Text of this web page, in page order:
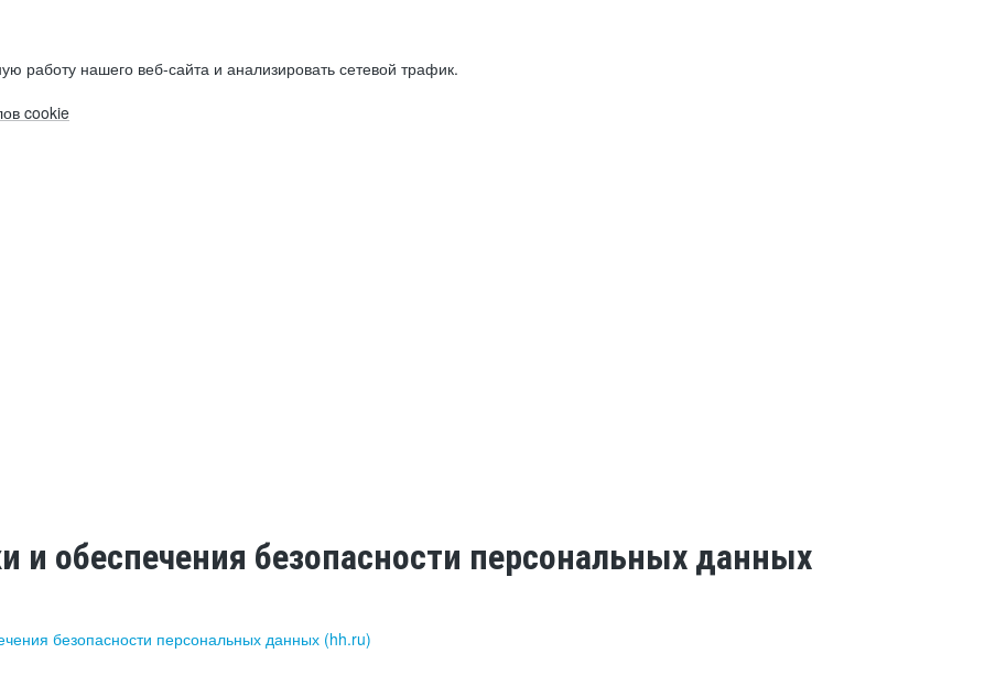
работу нашего веб-сайта и анализировать сетевой трафик.
cookie
и обеспечения безопасности персональных данных
безопасности персональных данных (hh.ru)